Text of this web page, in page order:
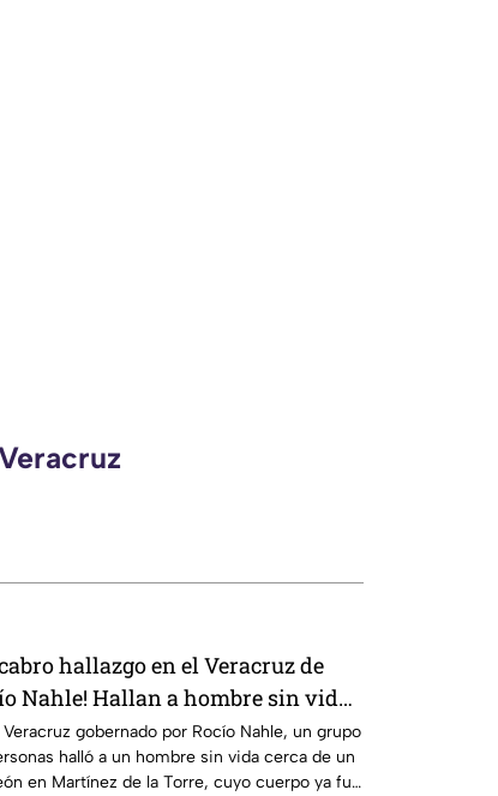
hallazgo en el Veracruz de
Nahle! Hallan a hombre sin vida
de panteón; así estaba el cuerpo
Veracruz gobernado por Rocío Nahle, un grupo
halló a un hombre sin vida cerca de un
en Martínez de la Torre, cuyo cuerpo ya fue